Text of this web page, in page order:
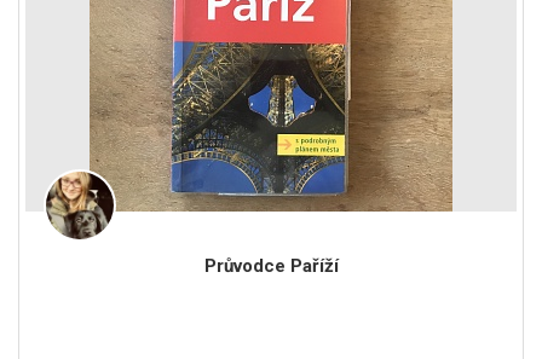
Průvodce Paříží